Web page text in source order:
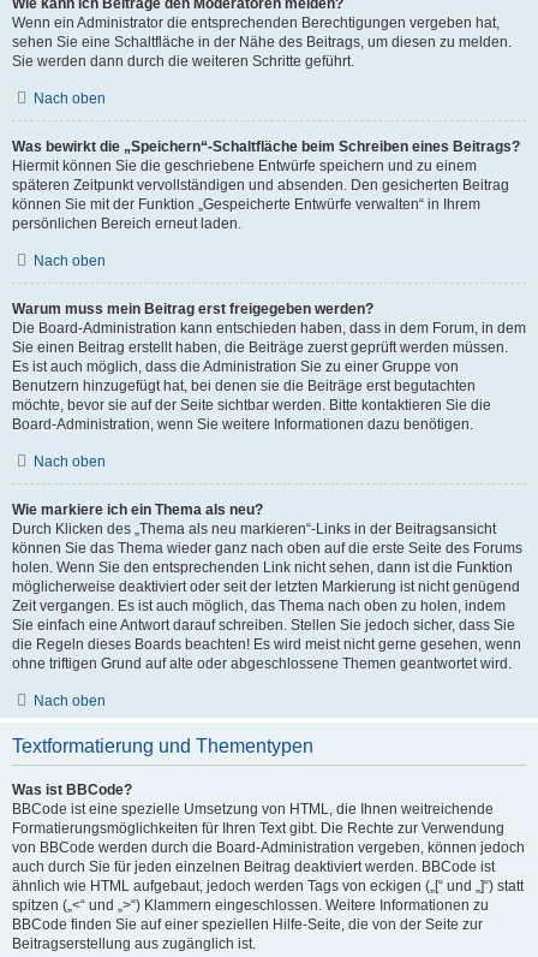
Wie kann ich Beiträge den Moderatoren melden?
Wenn ein Administrator die entsprechenden Berechtigungen vergeben hat,
sehen Sie eine Schaltfläche in der Nähe des Beitrags, um diesen zu melden.
Sie werden dann durch die weiteren Schritte geführt.
Nach oben
Was bewirkt die „Speichern“-Schaltfläche beim Schreiben eines Beitrags?
Hiermit können Sie die geschriebene Entwürfe speichern und zu einem
späteren Zeitpunkt vervollständigen und absenden. Den gesicherten Beitrag
können Sie mit der Funktion „Gespeicherte Entwürfe verwalten“ in Ihrem
persönlichen Bereich erneut laden.
Nach oben
Warum muss mein Beitrag erst freigegeben werden?
Die Board-Administration kann entschieden haben, dass in dem Forum, in dem
Sie einen Beitrag erstellt haben, die Beiträge zuerst geprüft werden müssen.
Es ist auch möglich, dass die Administration Sie zu einer Gruppe von
Benutzern hinzugefügt hat, bei denen sie die Beiträge erst begutachten
möchte, bevor sie auf der Seite sichtbar werden. Bitte kontaktieren Sie die
Board-Administration, wenn Sie weitere Informationen dazu benötigen.
Nach oben
Wie markiere ich ein Thema als neu?
Durch Klicken des „Thema als neu markieren“-Links in der Beitragsansicht
können Sie das Thema wieder ganz nach oben auf die erste Seite des Forums
holen. Wenn Sie den entsprechenden Link nicht sehen, dann ist die Funktion
möglicherweise deaktiviert oder seit der letzten Markierung ist nicht genügend
Zeit vergangen. Es ist auch möglich, das Thema nach oben zu holen, indem
Sie einfach eine Antwort darauf schreiben. Stellen Sie jedoch sicher, dass Sie
die Regeln dieses Boards beachten! Es wird meist nicht gerne gesehen, wenn
ohne triftigen Grund auf alte oder abgeschlossene Themen geantwortet wird.
Nach oben
Textformatierung und Thementypen
Was ist BBCode?
BBCode ist eine spezielle Umsetzung von HTML, die Ihnen weitreichende
Formatierungsmöglichkeiten für Ihren Text gibt. Die Rechte zur Verwendung
von BBCode werden durch die Board-Administration vergeben, können jedoch
auch durch Sie für jeden einzelnen Beitrag deaktiviert werden. BBCode ist
ähnlich wie HTML aufgebaut, jedoch werden Tags von eckigen („[“ und „]“) statt
spitzen („<“ und „>“) Klammern eingeschlossen. Weitere Informationen zu
BBCode finden Sie auf einer speziellen Hilfe-Seite, die von der Seite zur
Beitragserstellung aus zugänglich ist.